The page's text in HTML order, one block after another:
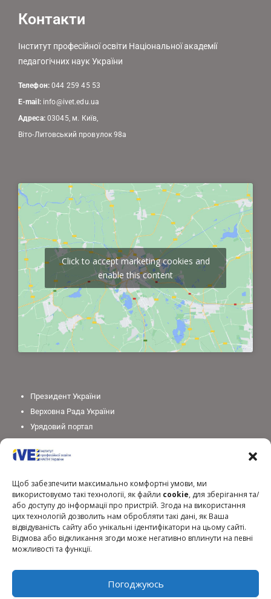
Щоб забезпечити максимально комфортні умови, ми
використовуємо такі технології, як файли cookie, для зберігання та/
або доступу до інформації про пристрій. Згода на використання
цих технологій дозволить нам обробляти такі дані, як Ваша
відвідуваність сайту або унікальні ідентифікатори на цьому сайті.
Відмова або відкликання згоди може негативно вплинути на певні
можливості та функції.
Погоджуюсь
Контакти
Інститут професійної освіти Національної академії
педагогічних наук України
Телефон:044 259 45 53
E-mail: info@ivet.edu.ua
Адреса:03045, м. Київ,
Віто-Литовський провулок 98а
Click to accept marketing cookies and
enable this content
Президент України
Верховна Рада України
Урядовий портал
Міністерство освіти і науки України